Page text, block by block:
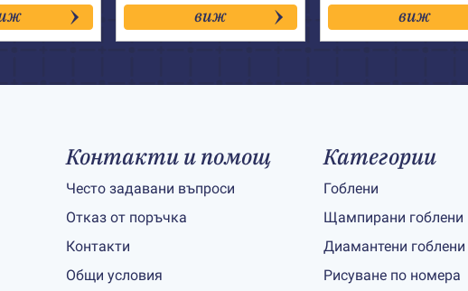
виж виж
Контакти и помощ
Често задавани въпроси
Отказ от поръчка
Контакти
Общи условия
Категории
Гоблени
Щампирани гоблени
Диамантени гоблени
Рисуване по номера